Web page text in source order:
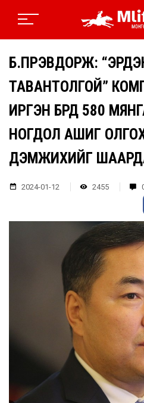
Б.ПҮРЭВДОРЖ:
ТАВАНТОЛГОЙ”
ИРГЭН БҮРД 580
НОГДОЛ АШИГ
ДЭМЖИХИЙГ
2024-01-12 2455